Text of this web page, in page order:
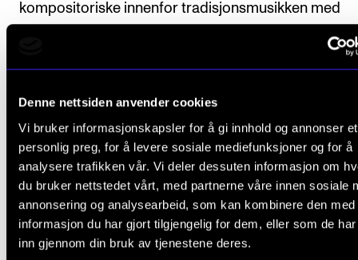
Denne nettsiden anvender cookies
Vi bruker informasjonskapsler for å gi innhold og annonser et
personlig preg, for å levere sosiale mediefunksjoner og for å
analysere trafikken vår. Vi deler dessuten informasjon om
du bruker nettstedet vårt, med partnerne våre innen sosiale
annonsering og analysearbeid, som kan kombinere den med
informasjon du har gjort tilgjengelig for dem, eller som de
inn gjennom din bruk av tjenestene deres.
kompositoriske innenfor tradisjonsmusikken med
improvisasjon og egen nyskrevet musikk, i tillegg til
jobbe med det tradisjonelle i musikken. Hun har
arrangementene sammen.
Medvirkende
Sigyn Sjølie Sandegren (sang)